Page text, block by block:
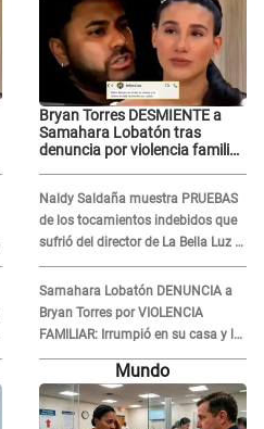
Bryan Torres DESMIENTE a
Samahara Lobatón tras
denuncia por violencia familiar
hijos, pero..."
Naldy Saldaña muestra PRUEBAS
de los tocamientos indebidos que
sufrió del director de La Bella Luz y
SE QUIEBRA: "Estaba asustada"
Samahara Lobatón DENUNCIA a
Bryan Torres por VIOLENCIA
FAMILIAR: Irrumpió en su casa y la
atacó en la calle
Mundo